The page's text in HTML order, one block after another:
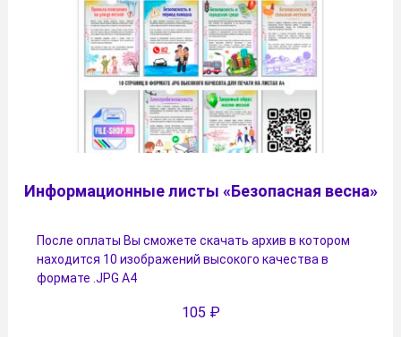
Информационные листы «Безопасная весна»
После оплаты Вы сможете скачать архив в котором
находится 10 изображений высокого качества в
формате .JPG А4
105 ₽